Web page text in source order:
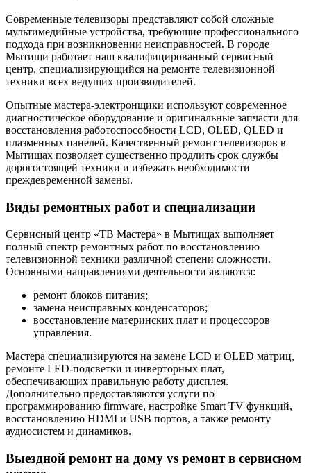
Современные телевизоры представляют собой сложные
мультимедийные устройства, требующие профессионального
подхода при возникновении неисправностей. В городе
Мытищи работает наш квалифицированный сервисный
центр, специализирующийся на ремонте телевизионной
техники всех ведущих производителей.
Опытные мастера-электронщики используют современное
диагностическое оборудование и оригинальные запчасти для
восстановления работоспособности LCD, OLED, QLED и
плазменных панелей. Качественный ремонт телевизоров в
Мытищах позволяет существенно продлить срок службы
дорогостоящей техники и избежать необходимости
преждевременной замены.
Виды ремонтных работ и специализации
Сервисный центр «ТВ Мастера» в Мытищах выполняет
полный спектр ремонтных работ по восстановлению
телевизионной техники различной степени сложности.
Основными направлениями деятельности являются:
ремонт блоков питания;
замена неисправных конденсаторов;
восстановление материнских плат и процессоров
управления.
Мастера специализируются на замене LCD и OLED матриц,
ремонте LED-подсветки и инверторных плат,
обеспечивающих правильную работу дисплея.
Дополнительно предоставляются услуги по
программированию firmware, настройке Smart TV функций,
восстановлению HDMI и USB портов, а также ремонту
аудиосистем и динамиков.
Выездной ремонт на дому vs ремонт в сервисном